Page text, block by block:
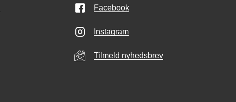
Facebook
Instagram
Tilmeld nyhedsbrev